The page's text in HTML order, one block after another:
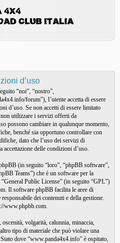
d’uso
“noi”, “nostro”,
forum”), l’utente accetta di essere
d’uso. Se non accetti di essere limitato
utilizzare i servizi offerti da
possono cambiare in qualunque momento,
benché sia opportuno controllare con
dato che l’uso dei servizi di
delle condizioni d’uso.
(in seguito “loro”, “phpBB software”,
Teams”) che è un software per la
“General Public License” (in seguito “GPL”)
. Il software phpBB facilita le aree di
dei contenuti e della gestione.
www.phpbb.com.
volgarità, calunnia, minaccia,
tipo di materiale che può violare una
dove “www.panda4x4.info” è ospitato,